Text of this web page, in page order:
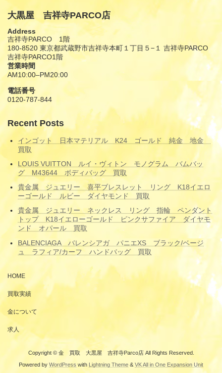
大黒屋 吉祥寺PARCO店
Address
吉祥寺PARCO 1階
180-8520 東京都武蔵野市吉祥寺本町１丁目５−１ 吉祥寺PARCO
吉祥寺PARCO1階
営業時間
AM10:00–PM20:00
電話番号
0120-787-844
Recent Posts
インゴット 日本マテリアル K24 ゴールド 純金 地金
買取
LOUIS VUITTON ルイ・ヴィトン モノグラム バムバッ
グ M43644 ボディバッグ 買取
貴金属 ジュエリー 喜平ブレスレット リング K18イエロ
ーゴールド ルビー ダイヤモンド 買取
貴金属 ジュエリー ネックレス リング 指輪 ペンダント
トップ K18イエローゴールド ピンクサファイア ダイヤモ
ンド オパール 買取
BALENCIAGA バレンシアガ パニエXS ブラック/ベージ
ュ ラフィア/カーフ ハンドバッグ 買取
HOME
買取実績
金について
求人
Copyright © 金 買取 大黒屋 吉祥寺Parco店 All Rights Reserved.
Powered by WordPress with Lightning Theme & VK All in One Expansion Unit